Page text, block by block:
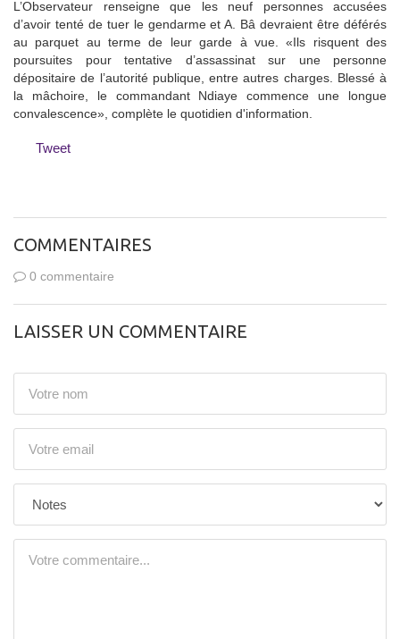
L’Observateur renseigne que les neuf personnes accusées
d’avoir tenté de tuer le gendarme et A. Bâ devraient être déférés
au parquet au terme de leur garde à vue. «Ils risquent des
poursuites pour tentative d’assassinat sur une personne
dépositaire de l’autorité publique, entre autres charges. Blessé à
la mâchoire, le commandant Ndiaye commence une longue
convalescence», complète le quotidien d'information.
Tweet
COMMENTAIRES
0 commentaire
LAISSER UN COMMENTAIRE